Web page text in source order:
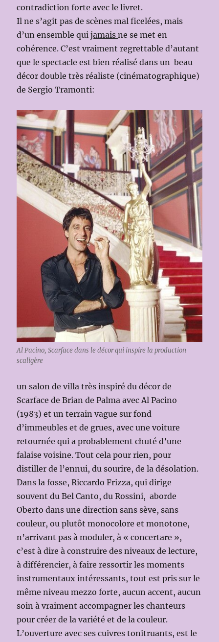
contradiction forte avec le livret.
Il ne s’agit pas de scènes mal ficelées, mais
d’un ensemble quijamaisne se met en
cohérence. C’est vraiment regrettable d’autant
que le spectacle est bien réalisé dans un beau
décor double très réaliste (cinématographique)
de Sergio Tramonti:
Al Pacino, Scarface dans le décor qui inspire la production
scaligère
un salon de villa très inspiré du décor de
Scarface de Brian de Palma avec Al Pacino
(1983) et un terrain vague sur fond
d’immeubles et de grues, avec une voiture
retournée qui a probablement chuté d’une
falaise voisine. Tout cela pour rien, pour
distiller de l’ennui, du sourire, de la désolation.
Dans la fosse, Riccardo Frizza, qui dirige
souvent du Bel Canto, du Rossini, aborde
Oberto dans une direction sans sève, sans
couleur, ou plutôt monocolore et monotone,
n’arrivant pas à moduler, à « concertare »,
c’est à dire à construire des niveaux de lecture,
à différencier, à faire ressortir les moments
instrumentaux intéressants, tout est pris sur le
même niveau mezzo forte, aucun accent, aucun
soin à vraiment accompagner les chanteurs
pour créer de la variété et de la couleur.
L’ouverture avec ses cuivres tonitruants, est le